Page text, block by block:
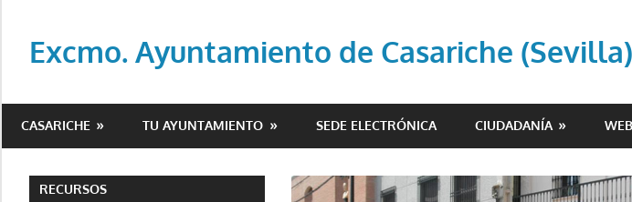
contenido
Excmo. Ayuntamiento de Casariche (Sevilla)
del
de
CASARICHE TU AYUNTAMIENTO SEDE ELECTRÓNICA CIUDADANÍA
RECURSOS